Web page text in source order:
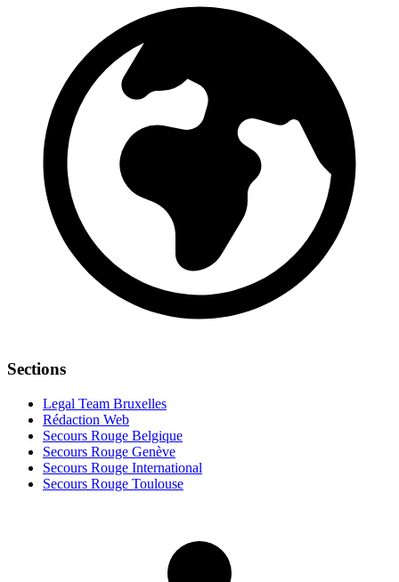
Sections
Legal Team Bruxelles
Rédaction Web
Secours Rouge Belgique
Secours Rouge Genève
Secours Rouge International
Secours Rouge Toulouse